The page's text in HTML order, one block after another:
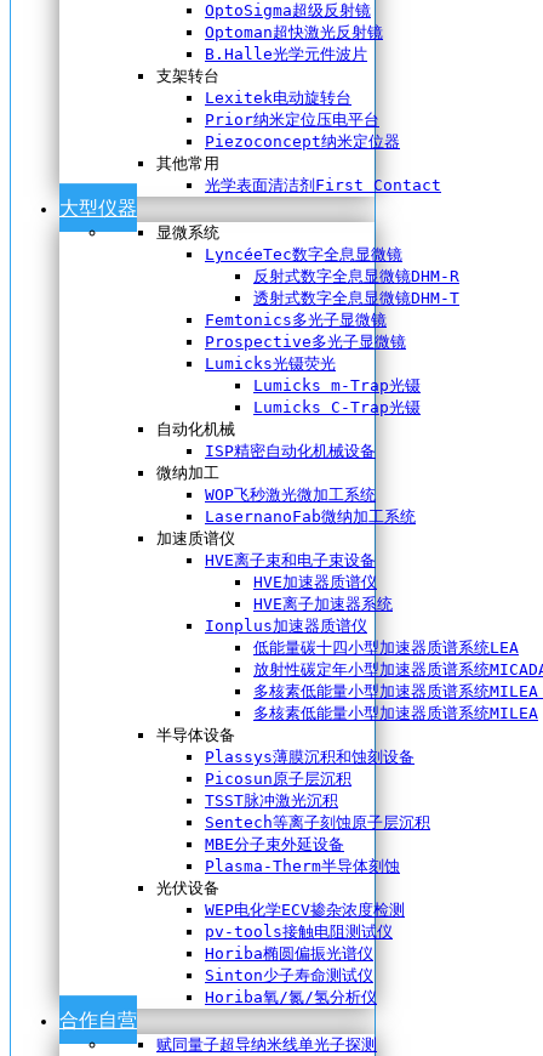
OptoSigma超级反射镜
Optoman超快激光反射镜
B.Halle光学元件波片
支架转台
Lexitek电动旋转台
Prior纳米定位压电平台
Piezoconcept纳米定位器
其他常用
光学表面清洁剂First Contact
大型仪器
显微系统
LyncéeTec数字全息显微镜
反射式数字全息显微镜DHM-R
透射式数字全息显微镜DHM-T
Femtonics多光子显微镜
Prospective多光子显微镜
Lumicks光镊荧光
Lumicks m-Trap光镊
Lumicks C-Trap光镊
自动化机械
ISP精密自动化机械设备
微纳加工
WOP飞秒激光微加工系统
LasernanoFab微纳加工系统
加速质谱仪
HVE离子束和电子束设备
HVE加速器质谱仪
HVE离子加速器系统
Ionplus加速器质谱仪
低能量碳十四小型加速器质谱系统LEA
放射性碳定年小型加速器质谱系统
多核素低能量小型加速器质谱系统
多核素低能量小型加速器质谱系统MILEA
半导体设备
Plassys薄膜沉积和蚀刻设备
Picosun原子层沉积
TSST脉冲激光沉积
Sentech等离子刻蚀原子层沉积
MBE分子束外延设备
Plasma-Therm半导体刻蚀
光伏设备
WEP电化学ECV掺杂浓度检测
pv-tools接触电阻测试仪
Horiba椭圆偏振光谱仪
Sinton少子寿命测试仪
Horiba氧/氮/氢分析仪
合作自营
赋同量子超导纳米线单光子探测